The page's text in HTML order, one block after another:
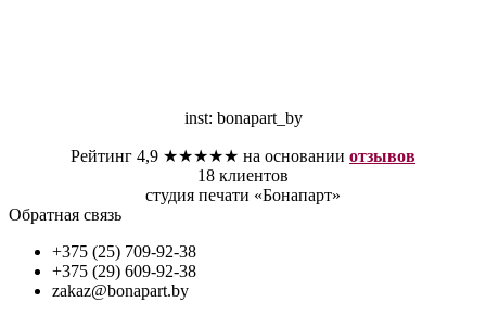
inst: bonapart_by
Рейтинг 4,9 ★★★★★ на основании отзывов
18 клиентов
студия печати «Бонапарт»
Обратная связь
+375 (25) 709-92-38
+375 (29) 609-92-38
zakaz@bonapart.by